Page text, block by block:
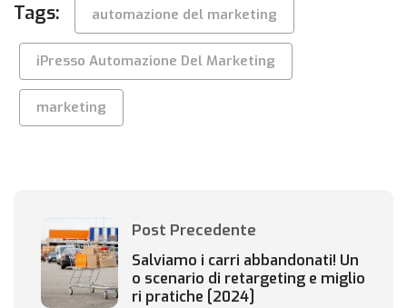
Tags: automazione del marketing
iPresso Automazione Del Marketing
marketing
Post Precedente
Salviamo i carri abbandonati! Un
o scenario di retargeting e miglio
ri pratiche [2024]